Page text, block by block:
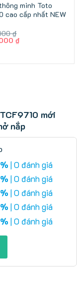
minh Toto
cao cấp nhất NEW
₫
₫Giá
mới
nắp
| 0 đánh giá
| 0 đánh giá
| 0 đánh giá
| 0 đánh giá
| 0 đánh giá